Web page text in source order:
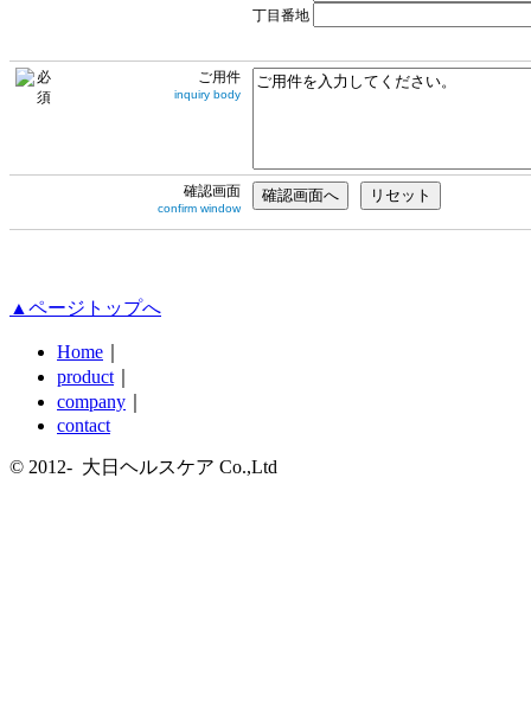
丁目番地
ご用件
inquiry body
確認画面
confirm window
▲ページトップへ
Home
product
company
contact
© 2012- 大日ヘルスケア Co.,Ltd